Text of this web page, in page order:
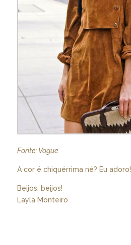
Fonte: Vogue
A cor é chiquérrima né? Eu adoro!
Beijos, beijos!
Layla Monteiro